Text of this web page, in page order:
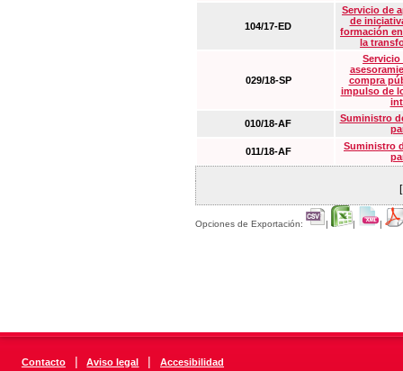
104/17-ED
Servicio de
de
formación
la
029/18-SP
Servicio
compra
impulso de
010/18-AF
Suministro
011/18-AF
Suministro
Opciones de Exportación: | | |
Contacto | Aviso legal | Accesibilidad